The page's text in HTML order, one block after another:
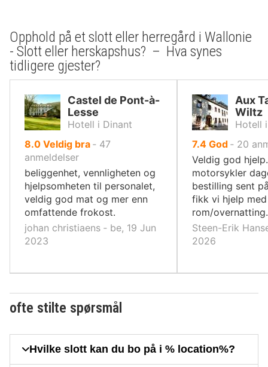
Opphold på et slott eller herregård i Wallonie
- Slott eller herskapshus? – Hva synes
tidligere gjester?
Castel de Pont-à-
Lesse
Hotell i Dinant
8.0av
10,
Veldig bra ‐ 47
anmeldelser
beliggenhet, vennligheten og
hjelpsomheten til personalet,
veldig god mat og mer enn
omfattende frokost.
johan christiaens ‐ be, 19 Jun
2023
Aux
Wiltz
Hotell
7.4av
10,
God ‐ 20
Veldig god
motorsykler
bestilling sent
fikk vi hjelp med
rom/overnatting.
Steen-Erik
2026
ofte stilte spørsmål
Hvilke slott kan du bo på i % location%?